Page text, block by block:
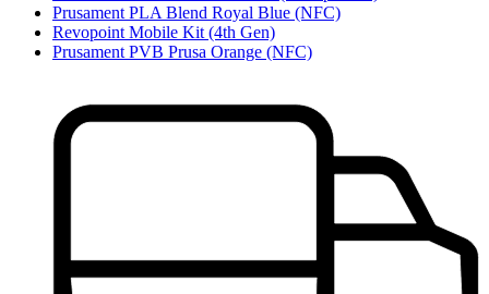
Prusament PLA Blend Royal Blue (NFC)
Revopoint Mobile Kit (4th Gen)
Prusament PVB Prusa Orange (NFC)